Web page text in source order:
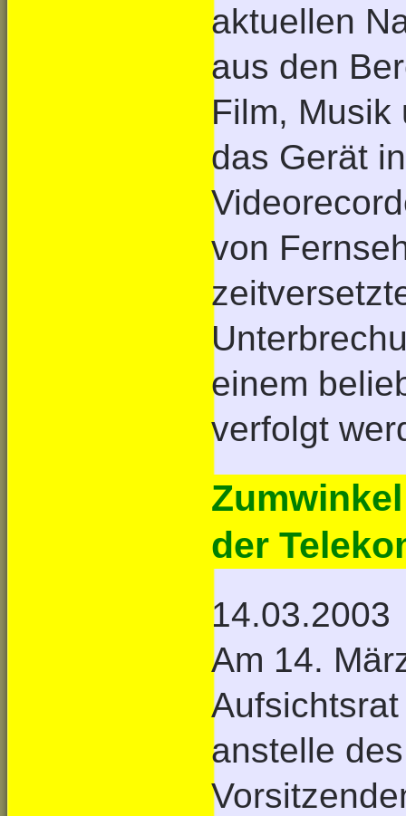
aktuellen
aus den
Film, Musik
das Gerät
von
einem
verfolgt
der
14.03.2003
Am 14.
anstelle